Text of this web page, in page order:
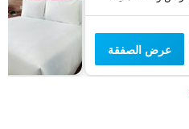
عرض الصفقة